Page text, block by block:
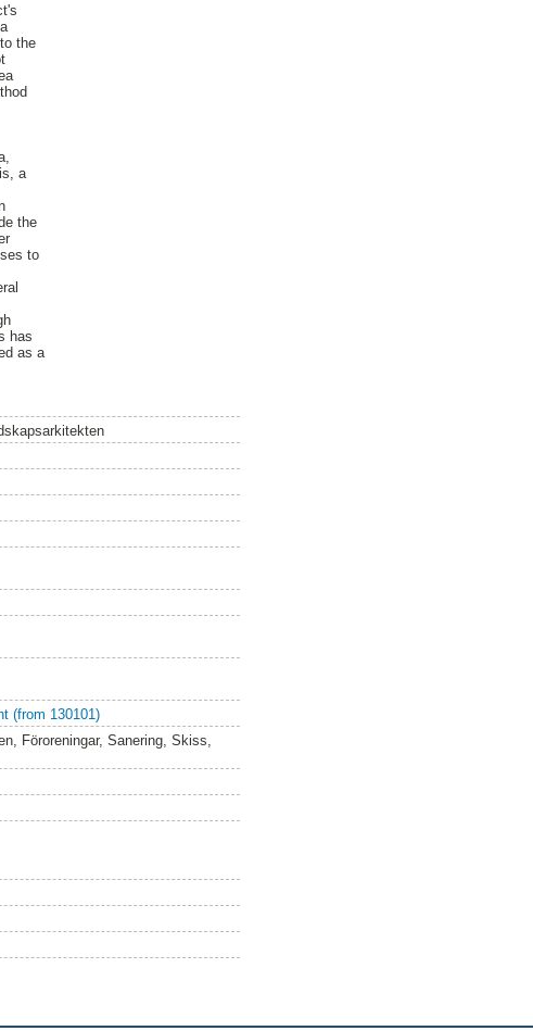
the
a
the
to
has
as a
(from 130101)
Föroreningar, Sanering, Skiss,